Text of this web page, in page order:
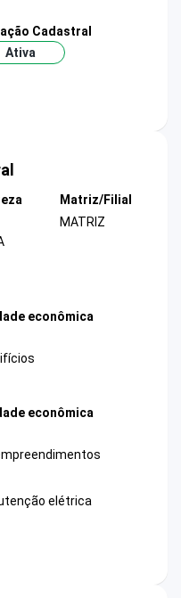
Cadastral
Ativa
Matriz/Filial
MATRIZ
econômica
econômica
elétrica